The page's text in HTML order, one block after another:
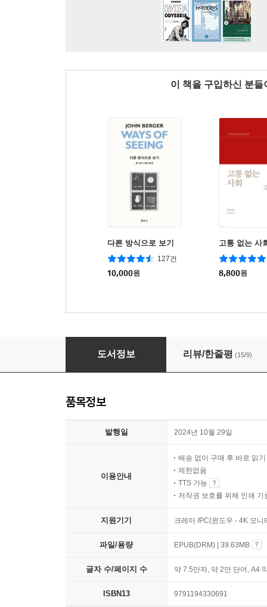
이 책을 구입하신 분
다른 방식으로 보기
127건
10,000원
고통 없는 사
8,800원
관조하는 삶 : 무위에 대하여
도서정보 리뷰/한줄평 (15/9)
품목정보
발행일 2024년 10월 29일
이용안내
배송 없이 구매 후 바로 읽기
제한없음
TTS 가능
저작권 보호를 위해 인쇄 기
지원기기 크레마 /PC(윈도우 - 4K 모
파일/용량 EPUB(DRM) | 39.63MB
글자 수/페이지 수 약 7.5만자, 약 2만 단어, A4
ISBN13 9791194330691